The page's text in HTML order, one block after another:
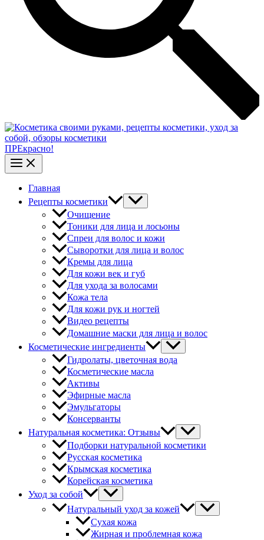
ПРЕкрасно!
Главная
Рецепты косметики
Очищение
Тоники для лица и лосьоны
Спреи для волос и кожи
Сыворотки для лица и волос
Кремы для лица
Для кожи век и губ
Для ухода за волосами
Кожа тела
Для кожи рук и ногтей
Видео рецепты
Домашние маски для лица и волос
Косметические ингредиенты
Гидролаты, цветочная вода
Косметические масла
Активы
Эфирные масла
Эмульгаторы
Консерванты
Натуральная косметика: Отзывы
Подборки натуральной косметики
Русская косметика
Крымская косметика
Корейская косметика
Уход за собой
Натуральный уход за кожей
Сухая кожа
Жирная и проблемная кожа